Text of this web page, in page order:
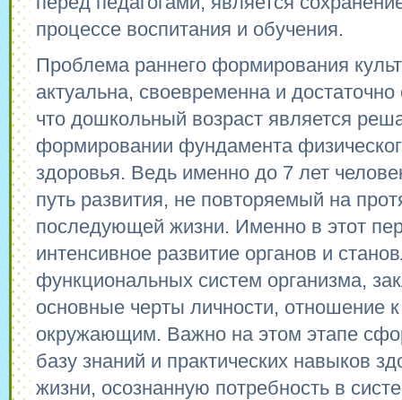
процессе воспитания и обучения.
Проблема раннего формирования
актуальна, своевременна и
что дошкольный возраст является
формировании фундамента
здоровья. Ведь именно до 7 лет
путь развития, не повторяемый на
последующей жизни. Именно в этот
интенсивное развитие органов и
функциональных систем организма,
основные черты личности, отношение
окружающим. Важно на этом этапе
базу знаний и практических навыков
жизни, осознанную потребность в